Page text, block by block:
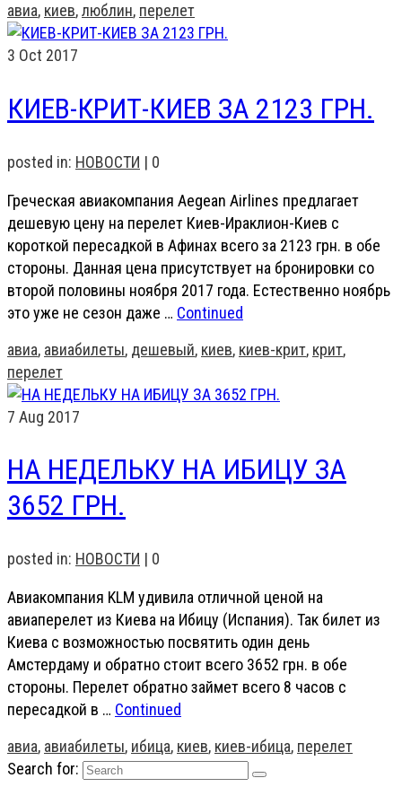
авиа, киев,люблин, перелет
3 Oct 2017
КИЕВ-КРИТ-КИЕВ ЗА 2123 ГРН.
posted in: НОВОСТИ | 0
Греческая авиакомпания Aegean Airlines предлагает
дешевую цену на перелет Киев-Ираклион-Киев с
короткой пересадкой в Афинах всего за 2123 грн. в обе
стороны. Данная цена присутствует на бронировки со
второй половины ноября 2017 года. Естественно ноябрь
это уже не сезон даже … Continued
авиа, авиабилеты, дешевый, киев, киев-крит, крит,
перелет
7 Aug 2017
НА НЕДЕЛЬКУ НА ИБИЦУ ЗА
3652 ГРН.
posted in: НОВОСТИ | 0
Авиакомпания KLM удивила отличной ценой на
авиаперелет из Киева на Ибицу (Испания). Так билет из
Киева с возможностью посвятить один день
Амстердаму и обратно стоит всего 3652 грн. в обе
стороны. Перелет обратно займет всего 8 часов с
пересадкой в … Continued
авиа, авиабилеты, ибица, киев, киев-ибица, перелет
Search for: